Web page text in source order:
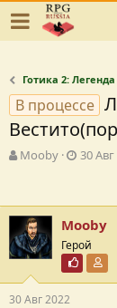
Готика 2:
В процессе
А
о
р
т
е
ы
Mooby
Д
а
с
о
з
д
а
30
Mooby
Герой
30 Авг 2022